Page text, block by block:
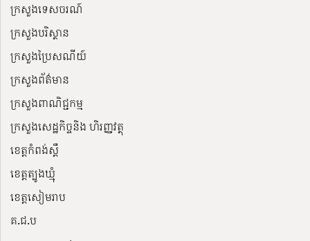
ក្រសួងទេសចរណ៍
ក្រសួងបរិស្ថាន
ក្រសួងប្រៃសណីយ៍
ក្រសួងព័ត៌មាន
ក្រសួងពាណិជ្ជកម្ម
ក្រសួងសេដ្ឋកិច្ចនិង ហិរញ្ញវត្ថុ
ខេត្តកំពង់ស្ពឺ
ខេត្តត្បូងឃ្មុំ
ខេត្តសៀមរាប
គ.ជ.ប